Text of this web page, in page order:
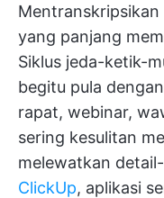
yang panjang
Siklus jeda-ketik-
begitu pula
rapat, webinar,
sering kesulitan
melewatkan
ClickUp, aplikasi